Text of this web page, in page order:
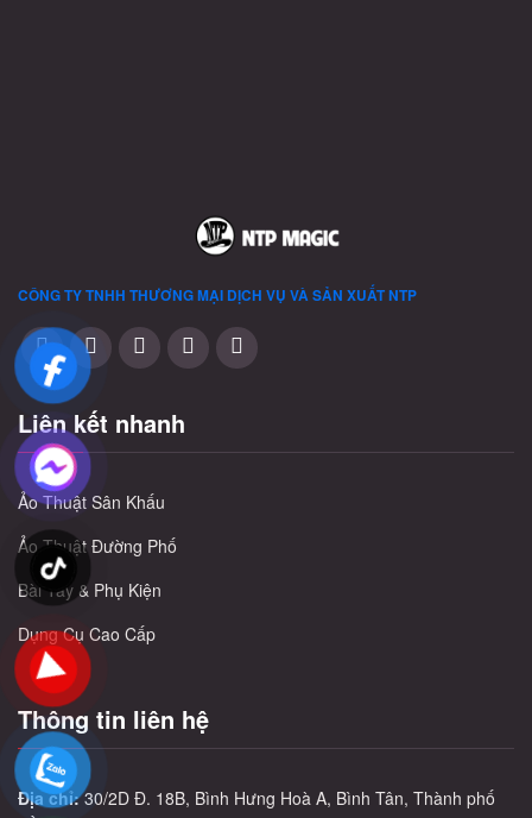
CÔNG TY TNHH THƯƠNG MẠI DỊCH VỤ VÀ SẢN XUẤTNTP
Liên kết nhanh
Ảo Thuật Sân Khấu
Ảo Thuật Đường Phố
Bài Tây & Phụ Kiện
Dụng Cụ Cao Cấp
Thông tin liên hệ
Địa chỉ:30/2D Đ. 18B, Bình Hưng Hoà A, Bình Tân, Thành phố